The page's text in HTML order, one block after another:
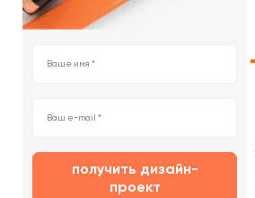
получить дизайн-
проект